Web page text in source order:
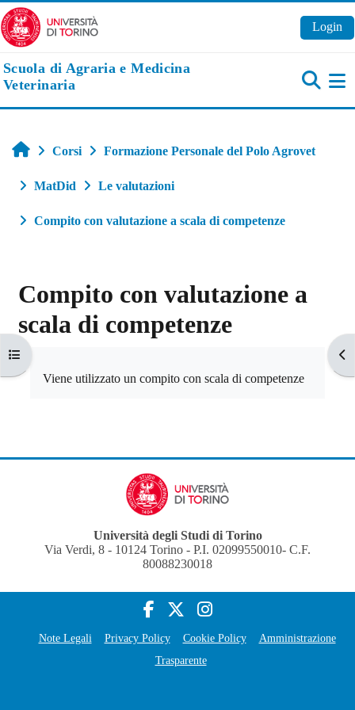
Vai al contenuto principale
Login
Scuola di Agraria e Medicina
Veterinaria
Apri indice del corso
Home
Corsi Formazione Personale del Polo Agrovet
MatDid Le valutazioni
Compito con valutazione a scala di competenze
Compito con valutazione a
scala di competenze
Viene utilizzato un compito con scala di competenze
Università degli Studi di Torino
Via Verdi, 8 - 10124 Torino - P.I. 02099550010- C.F.
80088230018
Note Legali Privacy Policy Cookie Policy
Amministrazione
Trasparente